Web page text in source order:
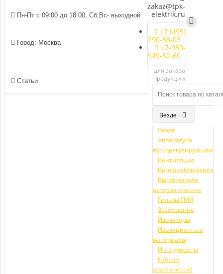
Пн-Пт с 09:00 до 18:00, Сб,Вс- выходной
Город: Москва
Статьи
zakaz@tpk-
elektrik.ru
+7 (495)
290-38-03
+7-930-
949-52-60
для заказа
продукции
Везде
Везде
Аппаратура
пускорегулирующая
Вентиляция
Видеонаблюдение
Выключатели
автоматические
Гильзы ГМЛ
Заземление
Изоляторы
Изоляционные
материалы
Инструменты
Кабели
акустические